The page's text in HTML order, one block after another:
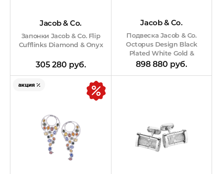
Jacob & Co.
Запонки Jacob & Co. Flip
Cufflinks Diamond & Onyx
305 280 руб.
Jacob & Co.
Подвеска Jacob & Co.
Octopus Design Black
Plated White Gold &
Diamonds
898 880 руб.
акция